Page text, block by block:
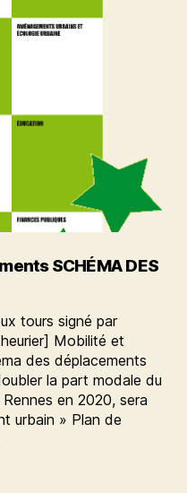
SCHÉMA DES
tours signé par
Mobilité et
des déplacements
la part modale du
en 2020, sera
urbain » Plan de